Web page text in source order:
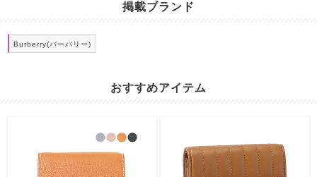
掲載ブランド
Burberry(バーバリー)
おすすめアイテム